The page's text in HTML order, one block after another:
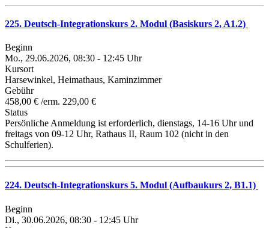
225. Deutsch-Integrationskurs 2. Modul (Basiskurs 2, A1.2)
Beginn
Mo., 29.06.2026, 08:30 - 12:45 Uhr
Kursort
Harsewinkel, Heimathaus, Kaminzimmer
Gebühr
458,00 € /erm. 229,00 €
Status
Persönliche Anmeldung ist erforderlich, dienstags, 14-16 Uhr und
freitags von 09-12 Uhr, Rathaus II, Raum 102 (nicht in den
Schulferien).
224. Deutsch-Integrationskurs 5. Modul (Aufbaukurs 2, B1.1)
Beginn
Di., 30.06.2026, 08:30 - 12:45 Uhr